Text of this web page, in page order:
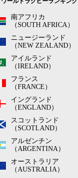
南アフリカ
（SOUTH AFRICA）
ニュージーランド
（NEW ZEALAND）
アイルランド
（IRELAND）
フランス
（FRANCE）
イングランド
（ENGLAND）
スコットランド
（SCOTLAND）
アルゼンチン
（ARGENTINA）
オーストラリア
（AUSTRALIA）